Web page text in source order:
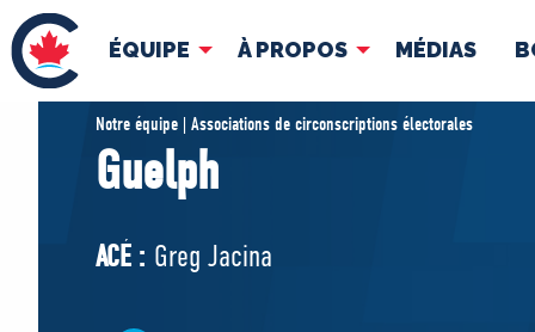
ÉQUIPE À PROPOS MÉDIAS
ÉQUIPE
Pierre Poilievre
Cabinet fantôme
À
Notre équipe | Associations de circonscriptions électorales
Guelph
ACÉ : Greg Jacina